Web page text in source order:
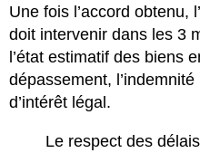
Une fois l’accord obtenu,
doit intervenir dans les 3
l’état estimatif des biens
dépassement,
d’intérêt légal.
Le respect des